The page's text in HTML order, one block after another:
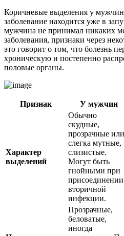
Коричневые выделения у мужчин
заболевание находится уже в
мужчина не принимал никаких
заболевания, признаки через
это говорит о том, что болезнь
хроническую и постепенно
половые органы.
Признак У мужчин
Характер
выделений
Обычно
скудные,
прозрачные или
слегка мутные,
слизистые.
Могут быть
гнойными при
присоединении
вторичной
инфекции.
Прозрачные,
беловатые,
иногда